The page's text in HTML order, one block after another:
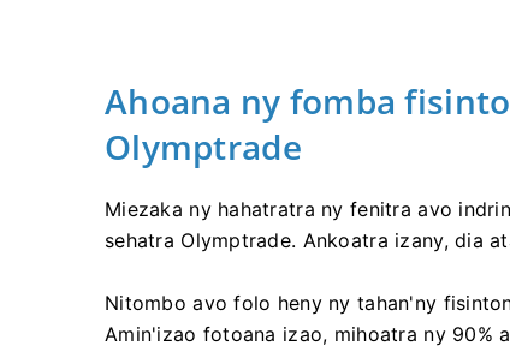
Ahoana ny fomba
Olymptrade
Miezaka ny hahatratra ny fenitra avo
sehatra Olymptrade. Ankoatra izany, dia
Nitombo avo folo heny ny tahan'ny
Amin'izao fotoana izao, mihoatra ny 90%